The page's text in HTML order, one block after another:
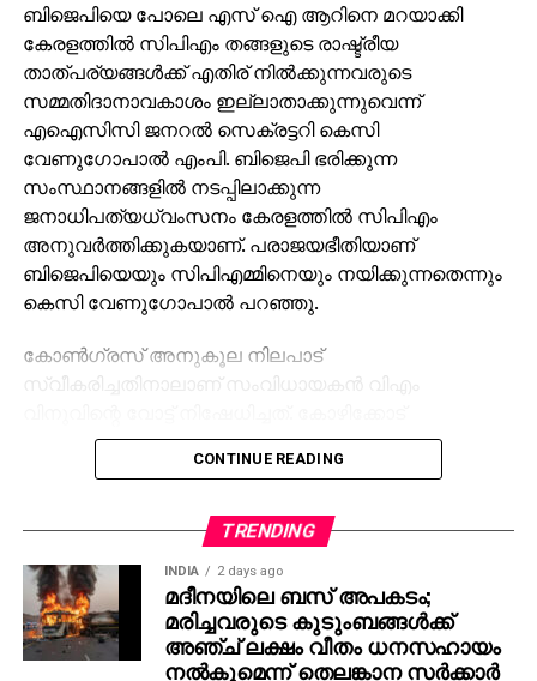
ബിജെപിയെ പോലെ എസ് ഐ ആറിനെ മറയാക്കി
കേരളത്തില്‍ സിപിഎം തങ്ങളുടെ രാഷ്ട്രീയ
താത്പര്യങ്ങള്‍ക്ക് എതിര് നില്‍ക്കുന്നവരുടെ
സമ്മതിദാനാവകാശം ഇല്ലാതാക്കുന്നുവെന്ന്
എഐസിസി ജനറല്‍ സെക്രട്ടറി കെസി
വേണുഗോപാല്‍ എംപി. ബിജെപി ഭരിക്കുന്ന
സംസ്ഥാനങ്ങളില്‍ നടപ്പിലാക്കുന്ന
ജനാധിപത്യധ്വംസനം കേരളത്തില്‍ സിപിഎം
അനുവര്‍ത്തിക്കുകയാണ്. പരാജയഭീതിയാണ്
ബിജെപിയെയും സിപിഎമ്മിനെയും നയിക്കുന്നതെന്നും
കെസി വേണുഗോപാല്‍ പറഞ്ഞു.
കോണ്‍ഗ്രസ് അനുകൂല നിലപാട്
സ്വീകരിച്ചതിനാലാണ് സംവിധായകന്‍ വിഎം
കോര്‍പറേഷന്‍ തെരഞ്ഞെടുപ്പില്‍ യുഡിഎഫ്
സ്ഥാനാര്‍ത്ഥിയാണ് വിനു. മുന്‍ തെരഞ്ഞെടുപ്പുകളില്‍
നിഷേധിക്കുന്നത് മൗലികാവകാശങ്ങളുടെ ലംഘനമാണ്.
കോര്‍പ്പറേഷനിലെ മുട്ടട വാര്‍ഡില്‍ യുഡിഎഫിന്
വേണ്ടി മത്സരിക്കുന്ന വൈഷ്ണ സുരേഷിന് വോട്ടില്ലെന്ന്
വരുത്തിതീര്‍ത്ത് അവരുടെ സ്ഥാനാര്‍ത്ഥിത്വം റദ്ദ്
ചെയ്യാനാണ് സിപിഎം ശ്രമിച്ചത്. സിപിഎമ്മിന്റെ
CONTINUE READING
TRENDING
INDIA 2 days ago
മദീനയിലെ ബസ് അപകടം;
മരിച്ചവരുടെ കുടുംബങ്ങള്‍ക്ക്
അഞ്ച് ലക്ഷം വീതം ധനസഹായം
നല്‍കുമെന്ന് തെലങ്കാന സര്‍ക്കാര്‍